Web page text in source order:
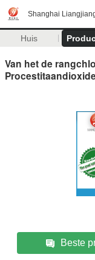
Shanghai
Huis
Van het de
Beste